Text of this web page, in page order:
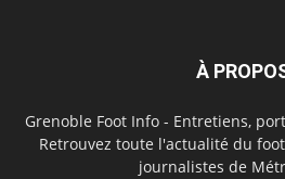
À
Grenoble Foot Info - Entretiens,
Retrouvez toute l'actualité du
journalistes de